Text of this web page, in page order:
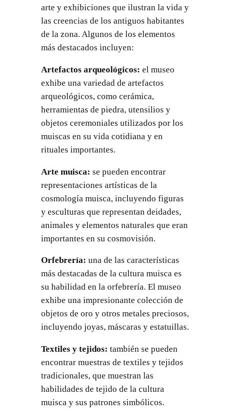
arte y exhibiciones que ilustran la vida y
las creencias de los antiguos habitantes
de la zona. Algunos de los elementos
más destacados incluyen:
Artefactos arqueológicos: el museo
exhibe una variedad de artefactos
arqueológicos, como cerámica,
herramientas de piedra, utensilios y
objetos ceremoniales utilizados por los
muiscas en su vida cotidiana y en
rituales importantes.
Arte muisca: se pueden encontrar
representaciones artísticas de la
cosmología muisca, incluyendo figuras
y esculturas que representan deidades,
animales y elementos naturales que eran
importantes en su cosmovisión.
Orfebrería: una de las características
más destacadas de la cultura muisca es
su habilidad en la orfebrería. El museo
exhibe una impresionante colección de
objetos de oro y otros metales preciosos,
incluyendo joyas, máscaras y estatuillas.
Textiles y tejidos: también se pueden
encontrar muestras de textiles y tejidos
tradicionales, que muestran las
habilidades de tejido de la cultura
muisca y sus patrones simbólicos.